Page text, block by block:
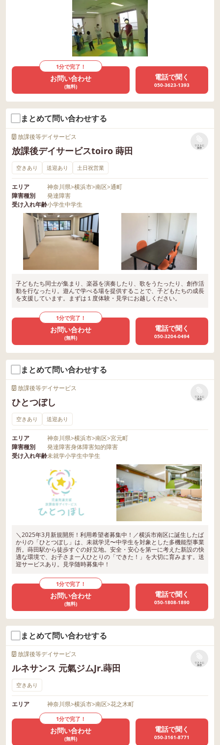
1分で完了！
お問い合わせ
(無料)
電話で聞く
050-3623-1393
まとめて問い合わせする
放課後等デイサービス
放課後デイサービスtoiro 蒔田
リストに
保存
空きあり 送迎あり 土日祝営業
エリア 神奈川県>横浜市>南区>通町
障害種別
発達障害
受け入れ年齢小学生中学生
子どもたち同士が集まり、楽器を演奏したり、歌をうたったり、創作活
動を行なったり。遊んで学べる場を提供することで、子どもたちの成長
を支援しています。まずは１度体験・見学にお越しください。
1分で完了！
お問い合わせ
(無料)
電話で聞く
050-3204-0494
まとめて問い合わせする
放課後等デイサービス
ひとつぼし
リストに
保存
空きあり 送迎あり
エリア 神奈川県>横浜市>南区>宮元町
障害種別
発達障害身体障害知的障害
受け入れ年齢未就学小学生中学生
＼2025年3月新規開所！利用希望者募集中！／横浜市南区に誕生したば
かりの「ひとつぼし」は、未就学児〜中学生を対象とした多機能型事業
所。蒔田駅から徒歩すぐの好立地。安全・安心を第一に考えた新設の快
適な環境で、お子さま一人ひとりの「できた！」を大切に育みます。送
迎サービスあり。見学随時募集中！
1分で完了！
お問い合わせ
(無料)
電話で聞く
050-1808-1890
まとめて問い合わせする
放課後等デイサービス
ルネサンス 元氣ジムJr.蒔田
リストに
保存
空きあり
エリア 神奈川県>横浜市>南区>花之木町
1分で完了！
お問い合わせ
(無料)
電話で聞く
050-3161-8771